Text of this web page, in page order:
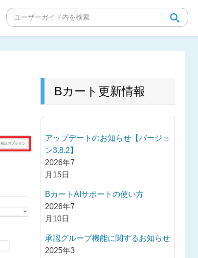
Bカート更新情報
アップデートのお知らせ【バージョ
ン3.8.2】
2026年7
月15日
BカートAIサポートの使い方
2026年7
月10日
承認グループ機能に関するお知らせ
2025年3